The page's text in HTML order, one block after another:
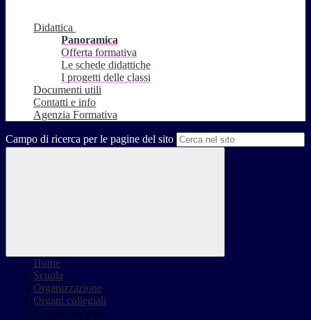
Didattica
Panoramica
Offerta formativa
Le schede didattiche
I progetti delle classi
Documenti utili
Contatti e info
Agenzia Formativa
Campo di ricerca per le pagine del sito
Home >
Scuola >
Organizzazione >
Organi collegiali >
Giunta esecutiva